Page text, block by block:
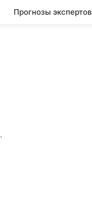
Прогнозы экспертов